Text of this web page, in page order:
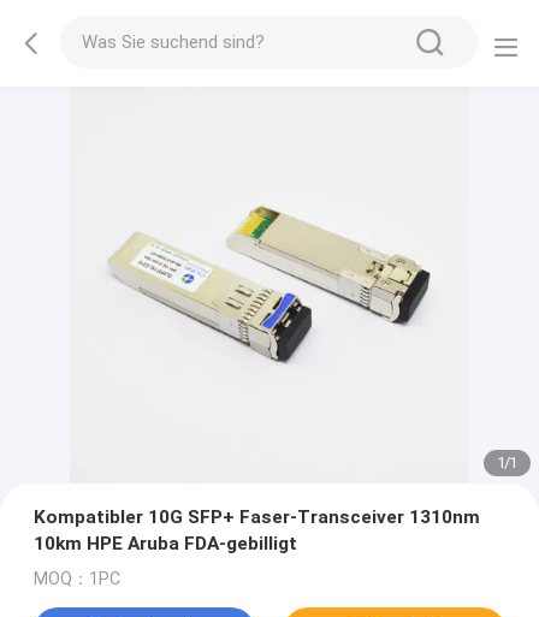
1/1
Kompatibler 10G SFP+ Faser-Transceiver 1310nm
10km HPE Aruba FDA-gebilligt
MOQ：1PC